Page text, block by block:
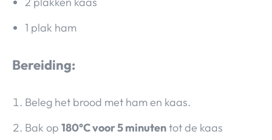
1 plak ham
Bereiding:
Beleg het brood met ham en kaas.
Bak op 180°C voor 5 minutentot de kaas